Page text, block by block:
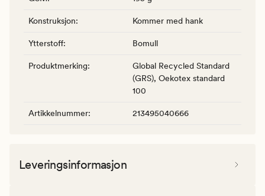
Konstruksjon: Kommer med hank
Ytterstoff: Bomull
Produktmerking:
Global Recycled Standard
(GRS), Oekotex standard
100
Artikkelnummer: 213495040666
Leveringsinformasjon